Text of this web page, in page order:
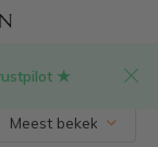
★
print (0)